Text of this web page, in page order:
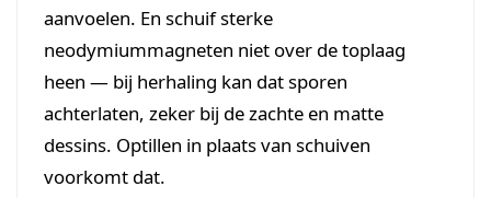
aanvoelen. En schuif sterke
neodymiummagneten niet over de toplaag
heen — bij herhaling kan dat sporen
achterlaten, zeker bij de zachte en matte
dessins. Optillen in plaats van schuiven
voorkomt dat.